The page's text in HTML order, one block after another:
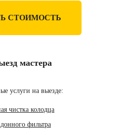
СТОИМОСТЬ
мастера
услуги на выезде:
чистка колодца
фильтра